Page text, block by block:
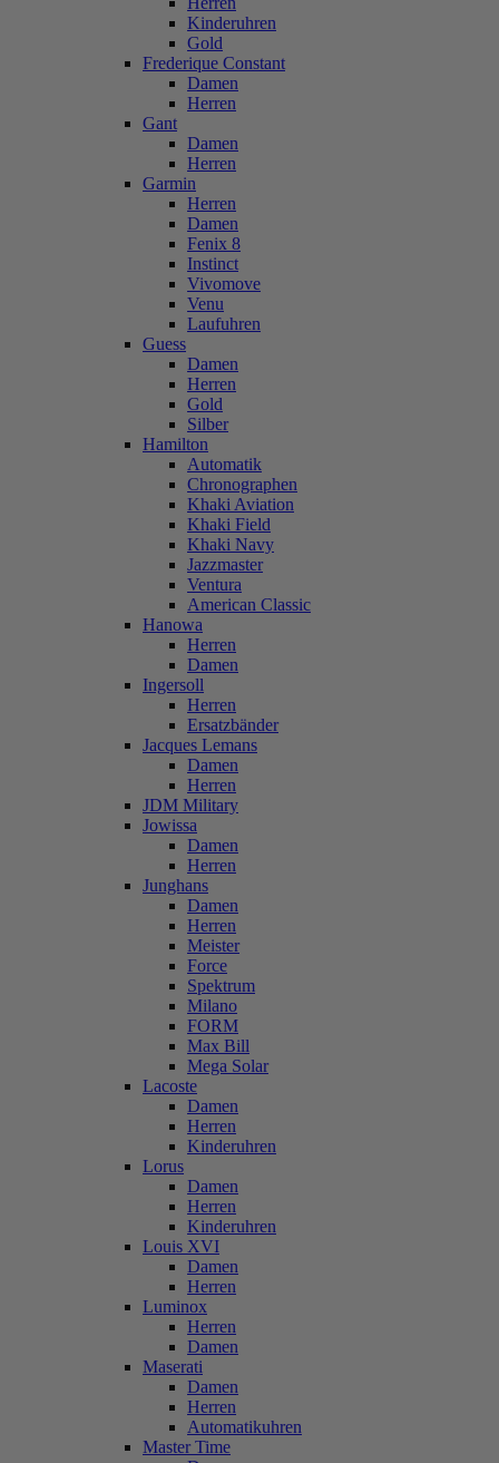
Kinderuhren
Gold
Frederique Constant
Damen
Herren
Gant
Damen
Herren
Garmin
Herren
Damen
Fenix 8
Instinct
Vivomove
Venu
Laufuhren
Guess
Damen
Herren
Gold
Silber
Hamilton
Automatik
Chronographen
Khaki Aviation
Khaki Field
Khaki Navy
Jazzmaster
Ventura
American Classic
Hanowa
Herren
Damen
Ingersoll
Herren
Ersatzbänder
Jacques Lemans
Damen
Herren
JDM Military
Jowissa
Damen
Herren
Junghans
Damen
Herren
Meister
Force
Spektrum
Milano
FORM
Max Bill
Mega Solar
Lacoste
Damen
Herren
Kinderuhren
Lorus
Damen
Herren
Kinderuhren
Louis XVI
Damen
Herren
Luminox
Herren
Damen
Maserati
Damen
Herren
Automatikuhren
Master Time